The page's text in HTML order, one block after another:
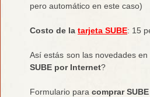
pero automático en este caso)
Costo de la tarjeta SUBE: 15
Así estás son las novedades
SUBE por Internet?
Formulario para comprar